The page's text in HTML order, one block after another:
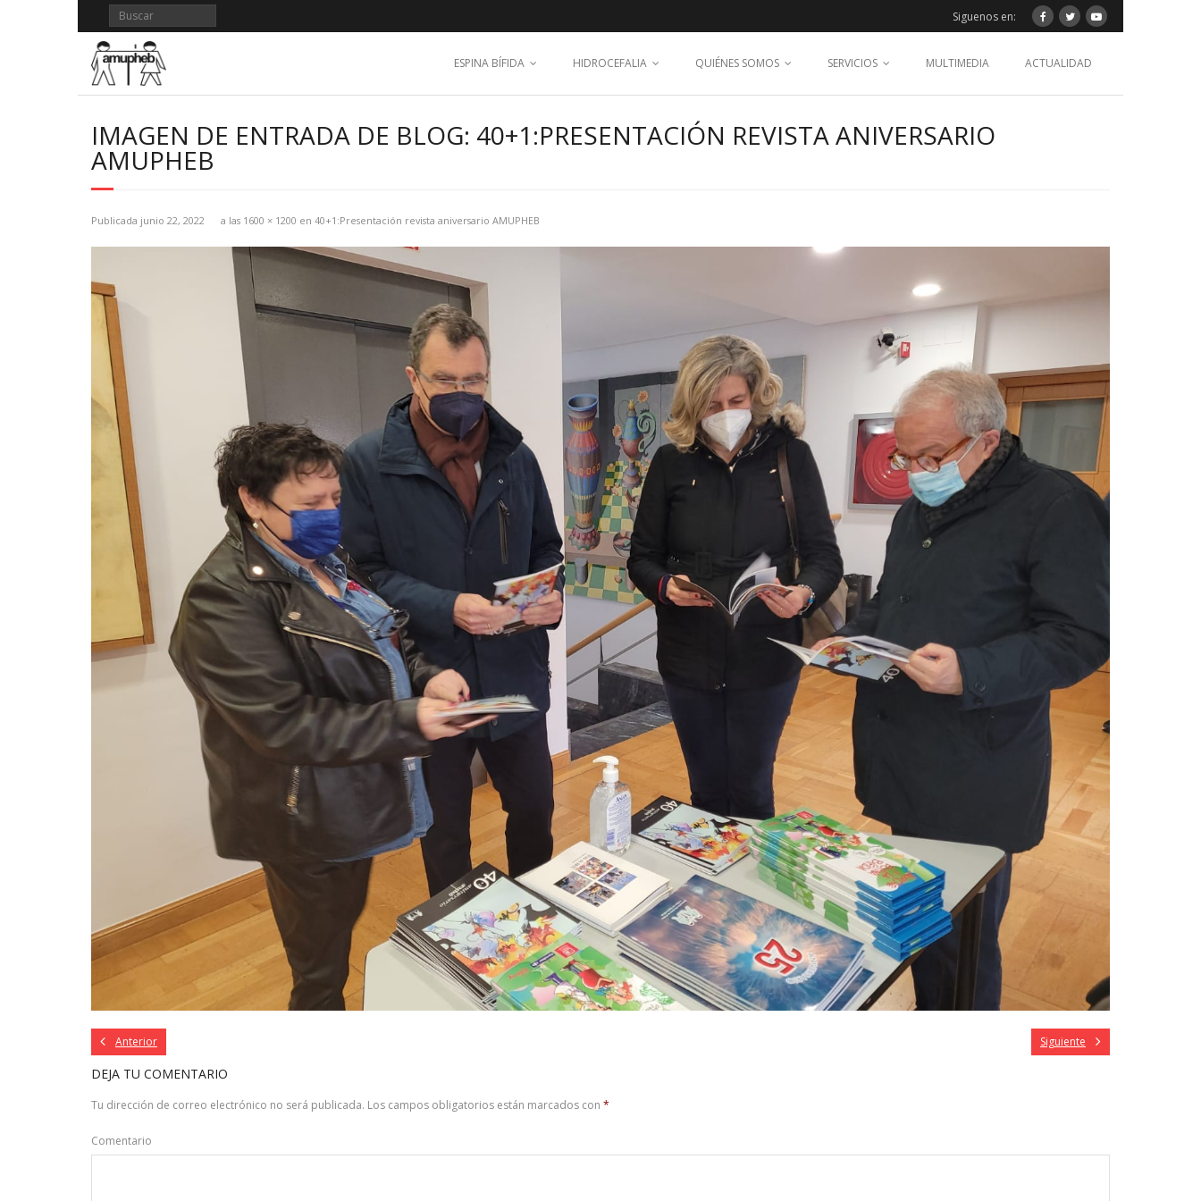
contenido
Siguenos en:
ESPINA BÍFIDA HIDROCEFALIA QUIÉNES SOMOS SERVICIOS MULTIMEDIA ACTUALIDAD
IMAGEN DE ENTRADA DE BLOG: 40+1:PRESENTACIÓN REVISTA ANIVERSARIO
AMUPHEB
Publicada junio 22, 2022 a las 1600 × 1200 en 40+1:Presentación revista aniversario AMUPHEB
Anterior Siguiente
DEJA TU COMENTARIO
Tu dirección de correo electrónico no será publicada. Los campos obligatorios están marcados con *
Comentario